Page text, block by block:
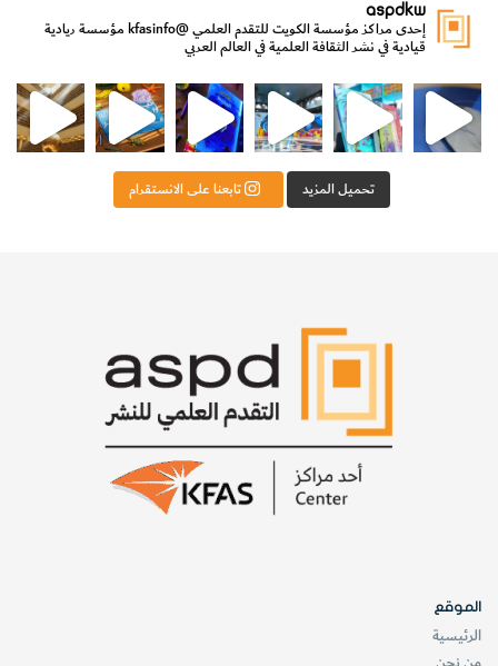
aspdkw
إحدى مراكز مؤسسة الكويت للتقدم العلمي@kfasinfo مؤسسة ريادية
قيادية في نشر الثقافة العلمية في العالم العربي
لشؤون الش
من الأعماق نكتشف ومن الكتب نتعلّم
⁨ ⁨ نتشرف بدعوتكم لزيارة جناح التقدم العلمي للنشر ⁨ رجعنا! ما كنّا بعيد! مجهزين لكم كل جديد!⁩
تحميل المزيد تابعنا على الانستقرام
الموقع
الرئيسية